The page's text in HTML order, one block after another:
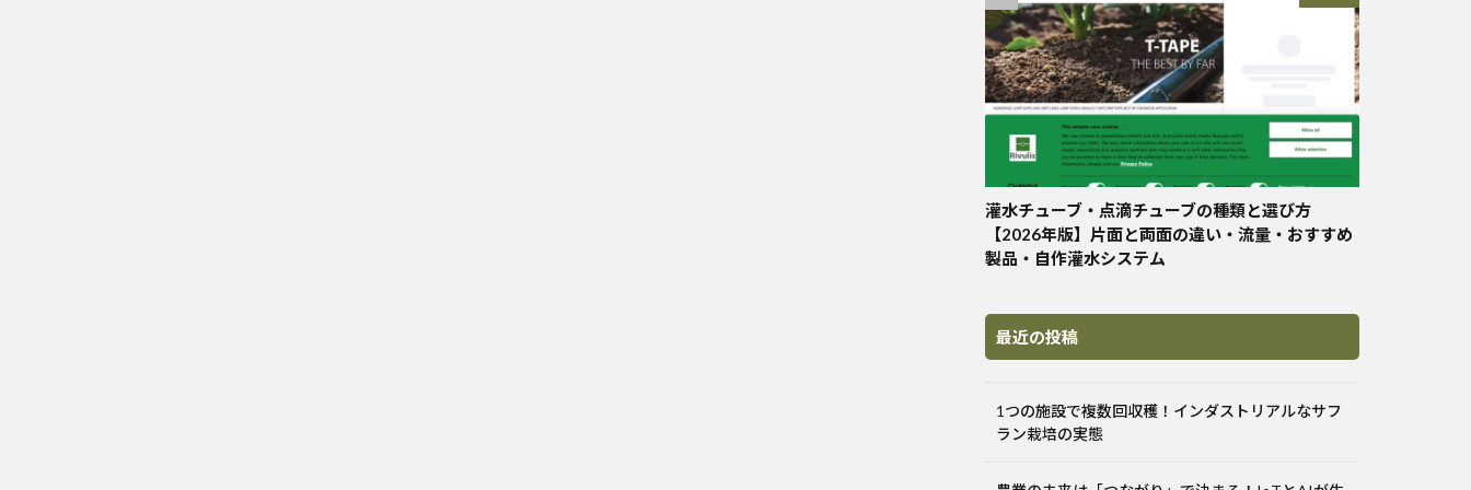
灌水チューブ・点滴チューブの種類と選び方
【2026年版】片面と両面の違い・流量・おすすめ
製品・自作灌水システム
最近の投稿
1つの施設で複数回収穫！インダストリアルなサフ
ラン栽培の実態